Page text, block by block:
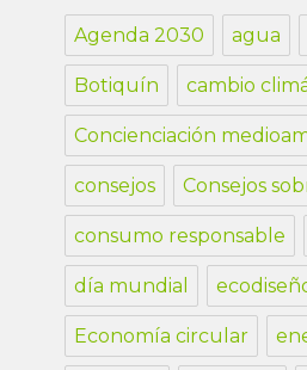
Agenda 2030 agua
Botiquín cambio
Concienciación
consejos Consejos
consumo responsable
día mundial
Economía circular